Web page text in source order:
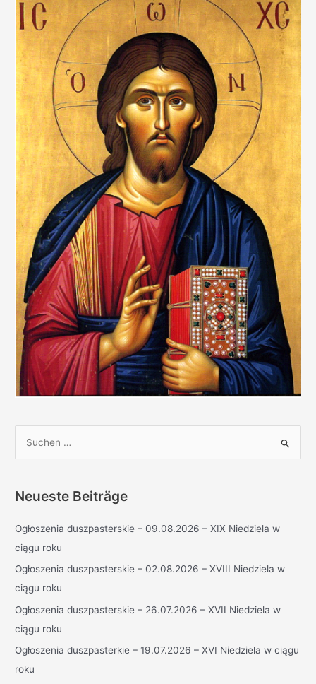
h
n
n
a
c
h
:
Neueste Beiträge
Ogłoszenia duszpasterskie – 09.08.2026 – XIX Niedziela w
ciągu roku
Ogłoszenia duszpasterskie – 02.08.2026 – XVIII Niedziela w
ciągu roku
Ogłoszenia duszpasterskie – 26.07.2026 – XVII Niedziela w
ciągu roku
Ogłoszenia duszpasterkie – 19.07.2026 – XVI Niedziela w ciągu
roku